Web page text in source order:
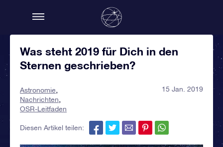
Was steht 2019 für Dich in den
Sternen geschrieben?
Astronomie
Nachrichten
OSR-Leitfaden
15 Jan. 2019
Diesen Artikel teilen: